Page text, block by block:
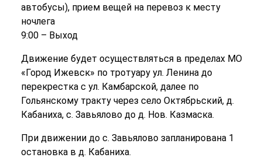
автобусы), прием вещей на перевоз к месту
ночлега
9:00 – Выход
Движение будет осуществляться в пределах МО
«Город Ижевск» по тротуару ул. Ленина до
перекрестка с ул. Камбарской, далее по
Гольянскому тракту через село Октябрьский, д.
Кабаниха, с. Завьялово до д. Нов. Казмаска.
При движении до с. Завьялово запланирована 1
остановка в д. Кабаниха.